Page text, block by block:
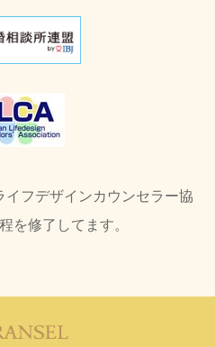
フデザインカウンセラー協
を修了してます。